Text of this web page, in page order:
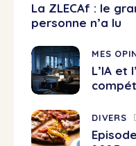
La ZLECAf : le
personne n’a lu
MES
L’IA et
DIVERS